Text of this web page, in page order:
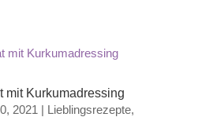
mit Kurkumadressing
2021 | Lieblingsrezepte,